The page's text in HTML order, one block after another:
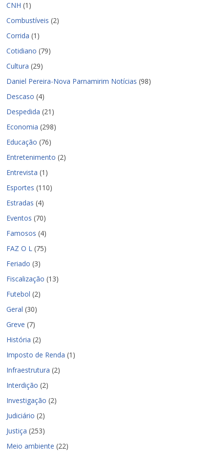
CNH (1)
Combustíveis (2)
Corrida (1)
Cotidiano (79)
Cultura (29)
Daniel Pereira-Nova Parnamirim Notícias (98)
Descaso (4)
Despedida (21)
Economia (298)
Educação (76)
Entretenimento (2)
Entrevista (1)
Esportes (110)
Estradas (4)
Eventos (70)
Famosos (4)
FAZ O L (75)
Feriado (3)
Fiscalização (13)
Futebol (2)
Geral (30)
Greve (7)
História (2)
Imposto de Renda (1)
Infraestrutura (2)
Interdição (2)
Investigação (2)
Judiciário (2)
Justiça (253)
Meio ambiente (22)